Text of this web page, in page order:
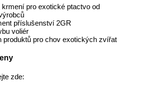
pro exotické ptactvo od
příslušenství 2GR
voliér
produktů pro chov exotických zvířat
zde: